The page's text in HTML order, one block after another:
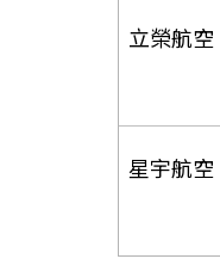
立榮航空
星宇航空